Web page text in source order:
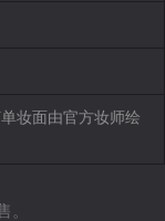
妆面由官方妆师绘
。